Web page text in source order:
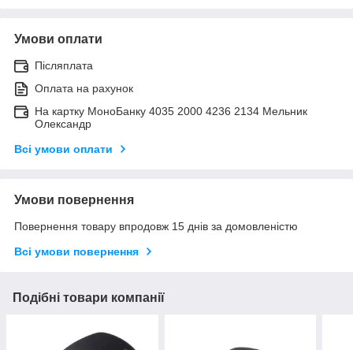
Умови оплати
Післяплата
Оплата на рахунок
На картку МоноБанку 4035 2000 4236 2134 Мельник
Олександр
Всі умови оплати
Умови повернення
Повернення товару впродовж 15 днів за домовленістю
Всі умови повернення
Подібні товари компанії